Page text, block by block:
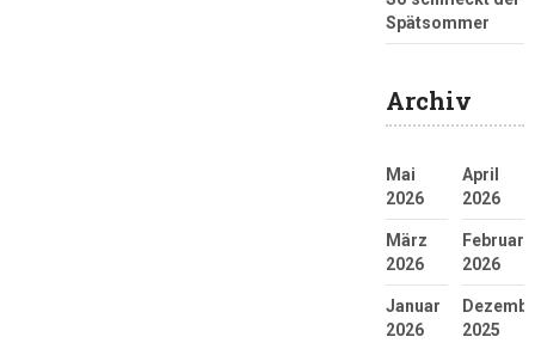
Spätsommer
Archiv
Mai
2026
April
2026
März
2026
Februar
2026
Januar
2026
2025